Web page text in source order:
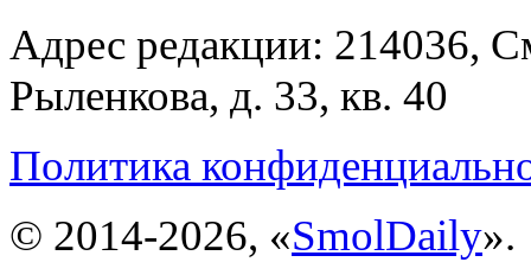
Адрес редакции: 214036,
Рыленкова, д. 33, кв. 40
Политика
© 2014-2026, «SmolDaily».